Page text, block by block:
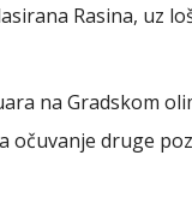
Rasina, uz
na Gradskom
očuvanje druge